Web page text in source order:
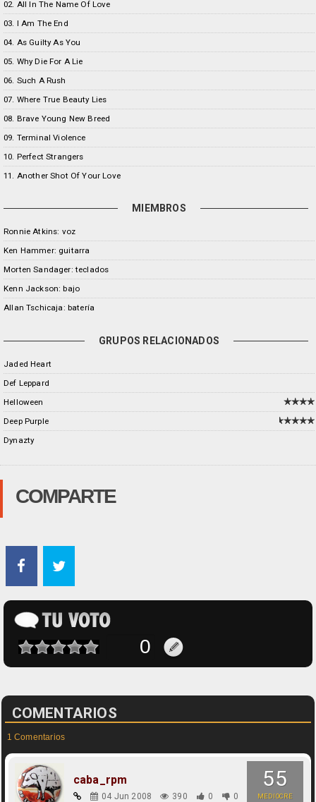
02. All In The Name Of Love
03. I Am The End
04. As Guilty As You
05. Why Die For A Lie
06. Such A Rush
07. Where True Beauty Lies
08. Brave Young New Breed
09. Terminal Violence
10. Perfect Strangers
11. Another Shot Of Your Love
MIEMBROS
Ronnie Atkins: voz
Ken Hammer: guitarra
Morten Sandager: teclados
Kenn Jackson: bajo
Allan Tschicaja: batería
GRUPOS RELACIONADOS
Jaded Heart
Def Leppard
Helloween
Deep Purple
Dynazty
COMPARTE
COMENTARIOS
1 Comentarios
55
MEDIOCRE
caba_rpm
04 Jun 2008 390 0 0